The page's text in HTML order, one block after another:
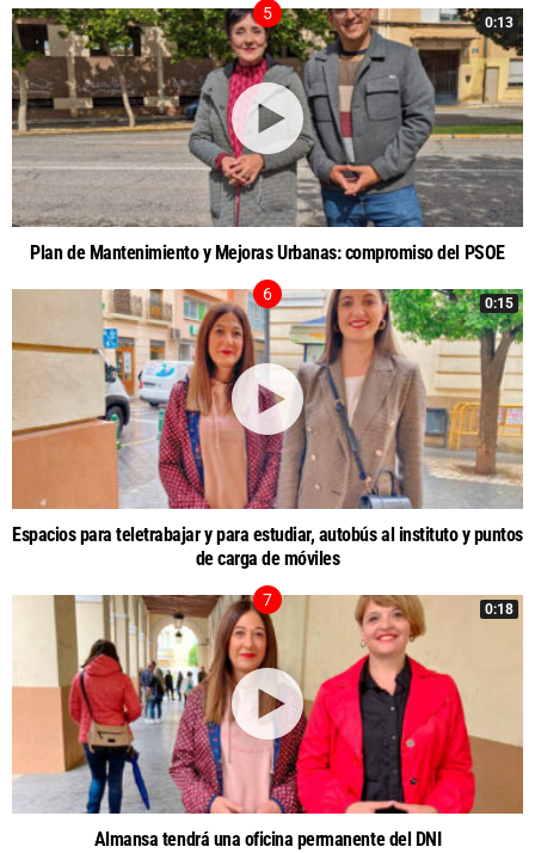
0:13
Plan de Mantenimiento y Mejoras Urbanas: compromiso del PSOE
0:15
Espacios para teletrabajar y para estudiar, autobús al instituto y puntos
de carga de móviles
0:18
Almansa tendrá una oficina permanente del DNI